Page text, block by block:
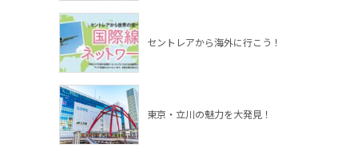
セントレアから海外に行こう！
東京・立川の魅力を大発見！